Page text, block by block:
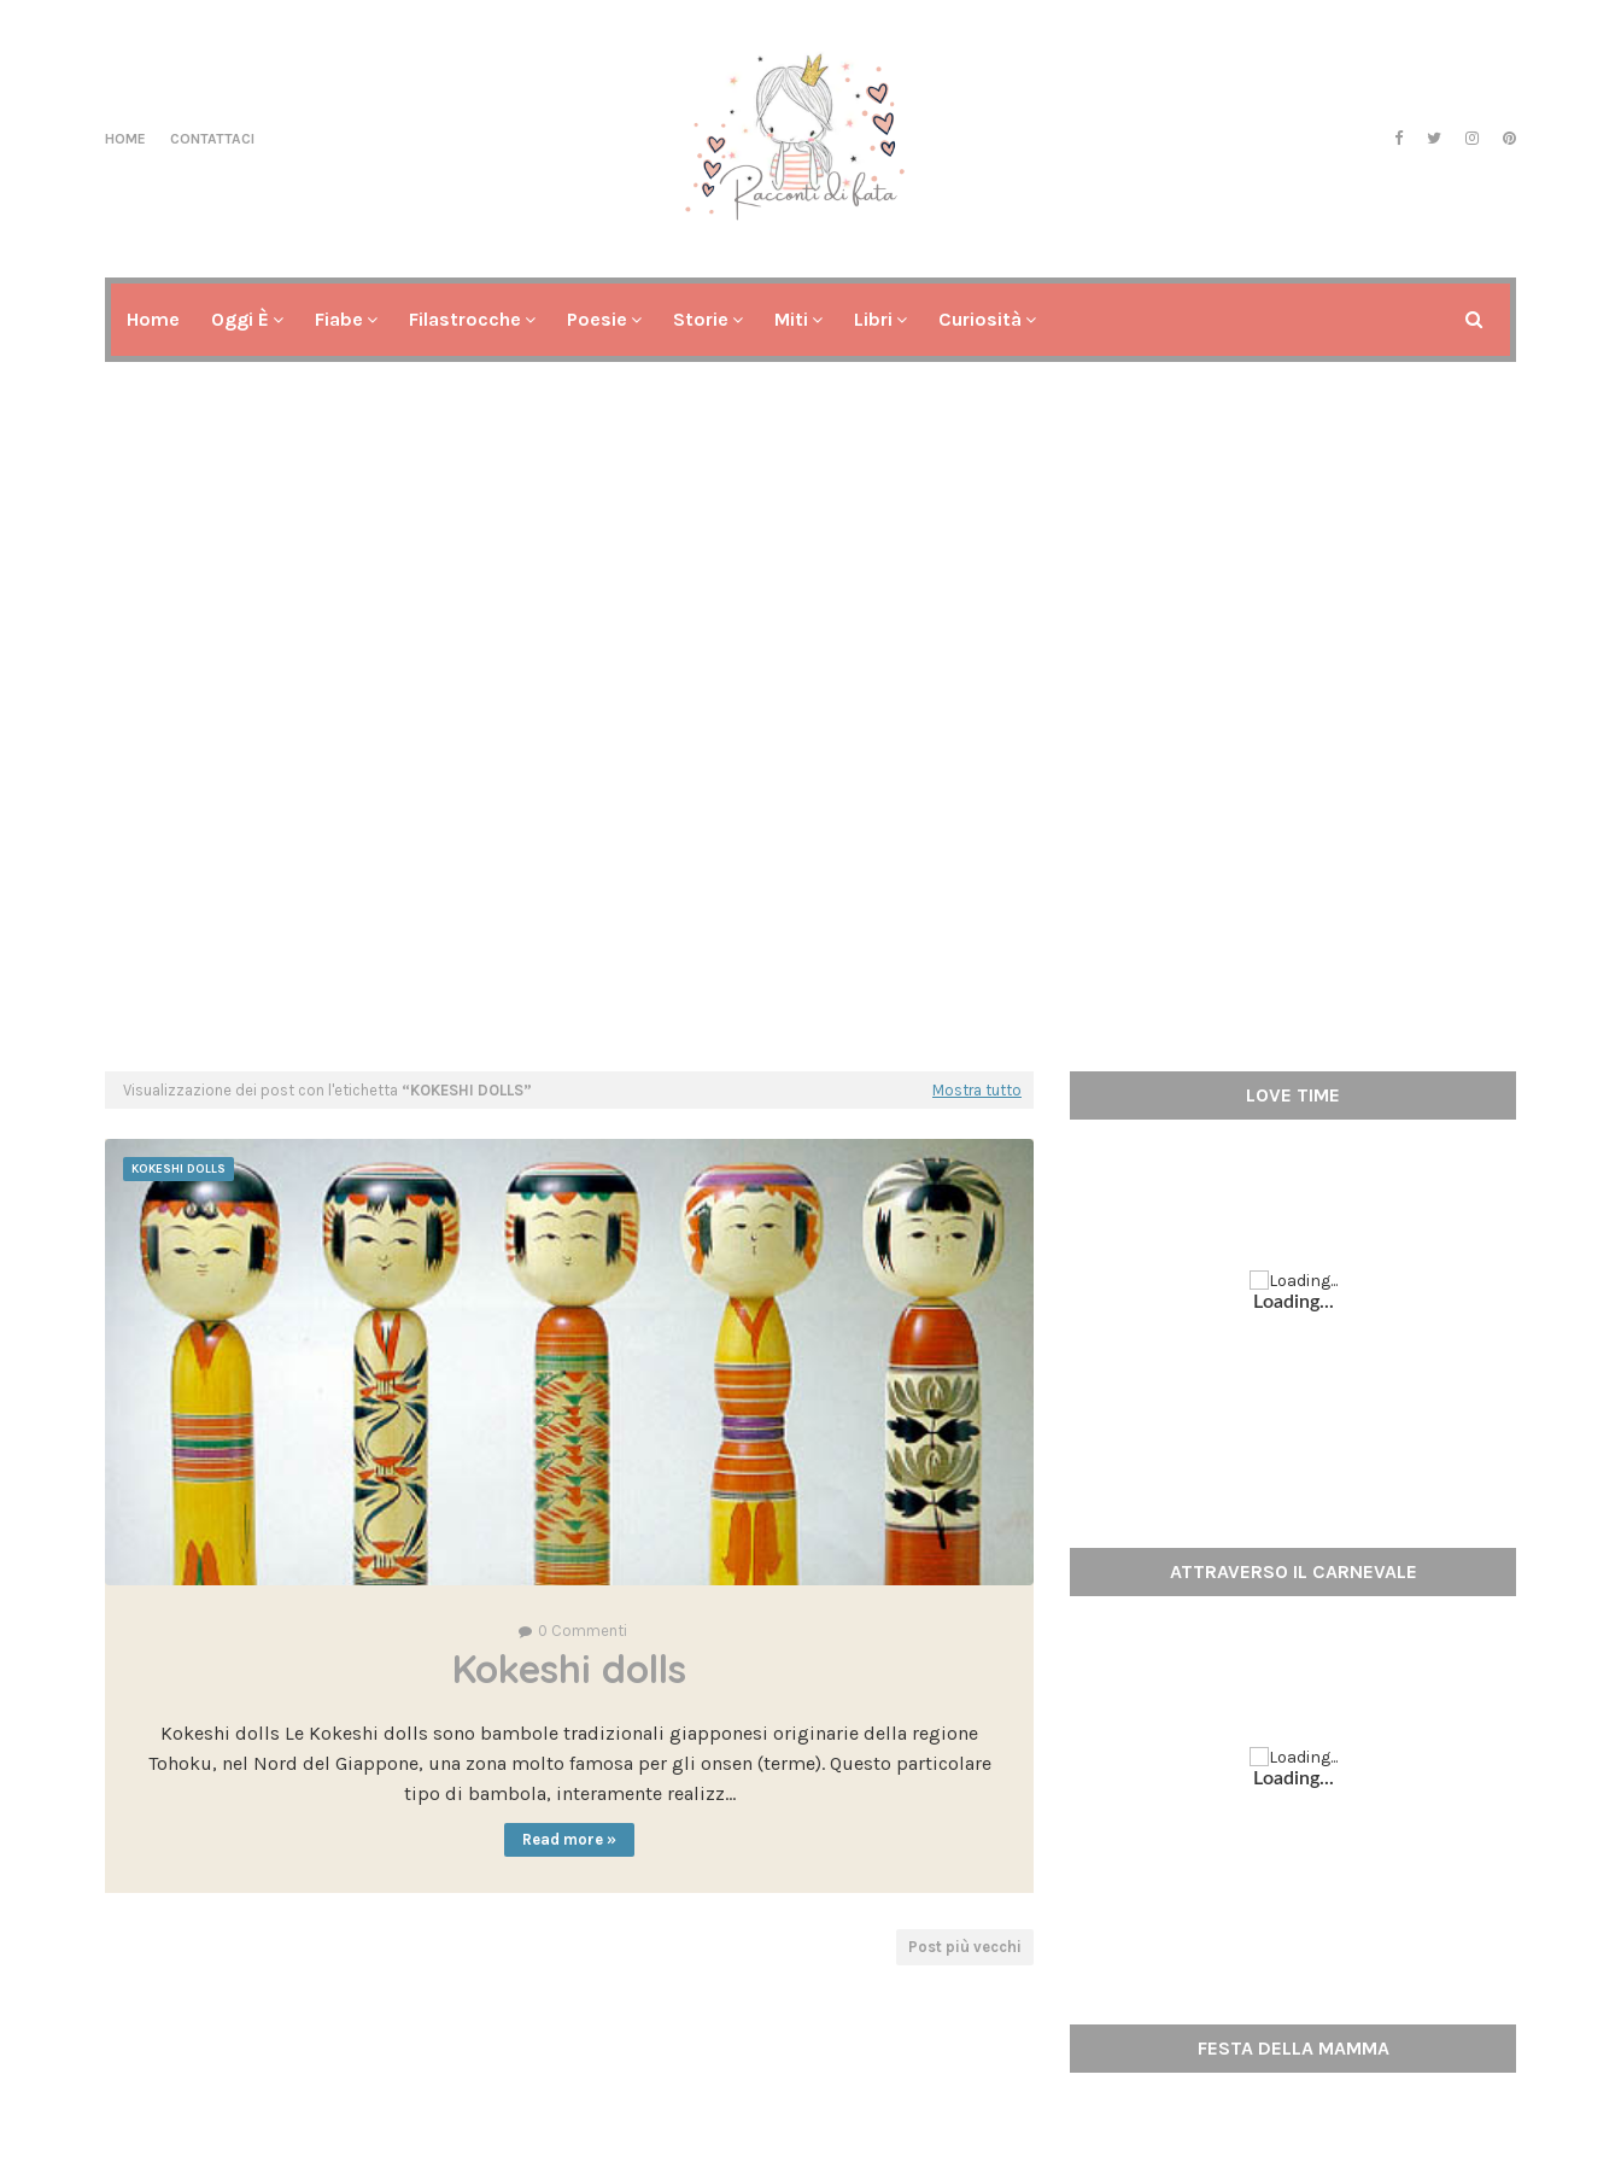
HOME CONTATTACI
Home Oggi È Fiabe Filastrocche Poesie Storie Miti Libri Curiosità
Visualizzazione dei post con l'etichetta KOKESHI DOLLS Mostra tutto
KOKESHI DOLLS
0 Commenti
Kokeshi dolls
Kokeshi dolls Le Kokeshi dolls sono bambole tradizionali giapponesi originarie della regione
Tohoku, nel Nord del Giappone, una zona molto famosa per gli onsen (terme). Questo particolare
tipo di bambola, interamente realizz…
Read more »
Post più vecchi
LOVE TIME
Loading...
ATTRAVERSO IL CARNEVALE
Loading...
FESTA DELLA MAMMA